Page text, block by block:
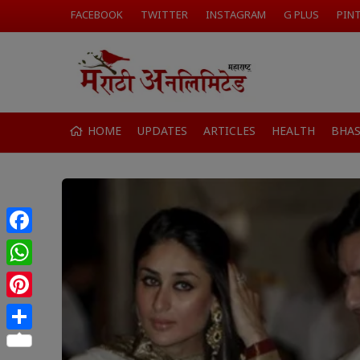
FACEBOOK TWITTER INSTAGRAM G PLUS
HOME UPDATES ARTICLES HEALTH
Facebook
WhatsApp
Pinterest
Share